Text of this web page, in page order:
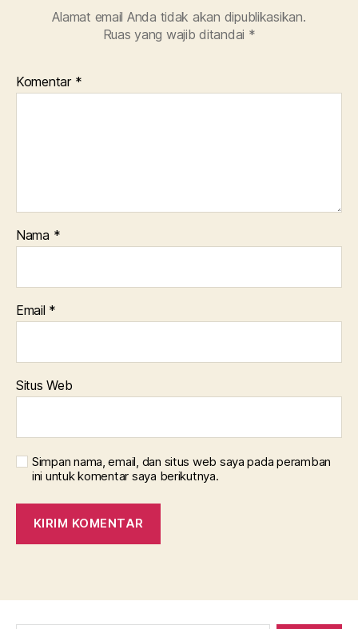
Alamat email Anda tidak akan dipublikasikan.
Ruas yang wajib ditandai *
Komentar *
Nama *
Email *
Situs Web
Simpan nama, email, dan situs web saya pada peramban
ini untuk komentar saya berikutnya.